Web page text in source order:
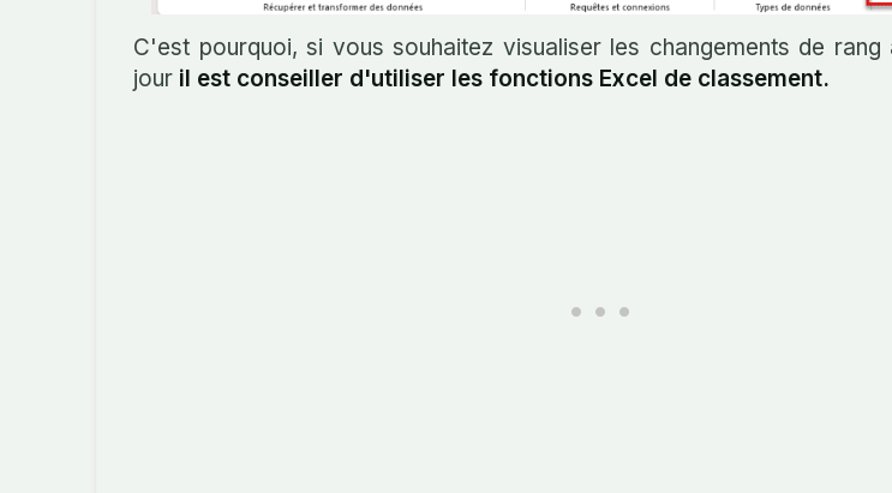
C'est pourquoi, si vous souhaitez visualiser les changements de rang
jour il est conseiller d'utiliser les fonctions Excel de classement.